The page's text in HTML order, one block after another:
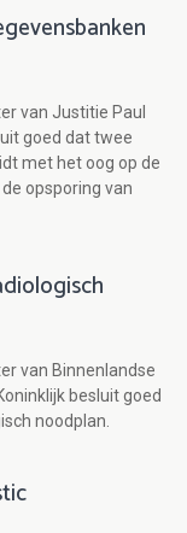
van Justitie Paul
goed dat twee
met het oog op de
opsporing van
van Binnenlandse
besluit goed
noodplan.